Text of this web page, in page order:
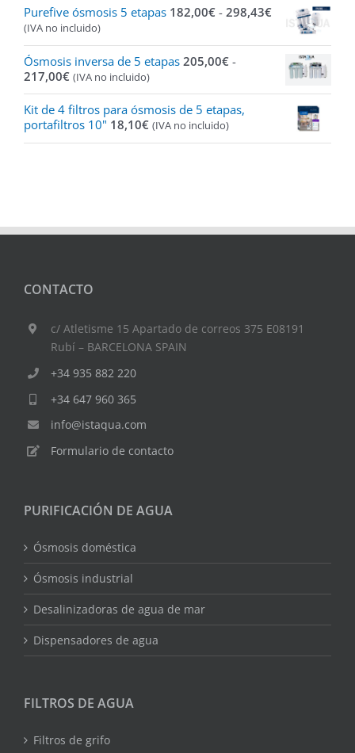
Purefive ósmosis 5 etapas 182,00€ - 298,43€Rango
precios:
desde
182,00€
298,43€
(IVA no incluido)
Ósmosis inversa de 5 etapas 205,00€ -
217,00€Rango
de
precios:
desde
(IVA no incluido)
Kit de 4 filtros para ósmosis de 5 etapas,
portafiltros 10" 18,10€ (IVA no incluido)
CONTACTO
c/ Atletisme 15 Apartado de correos 375 E08191
Rubí – BARCELONA SPAIN
+34 935 882 220
+34 647 960 365
info@istaqua.com
Formulario de contacto
PURIFICACIÓN DE AGUA
Ósmosis doméstica
Ósmosis industrial
Desalinizadoras de agua de mar
Dispensadores de agua
FILTROS DE AGUA
Filtros de grifo